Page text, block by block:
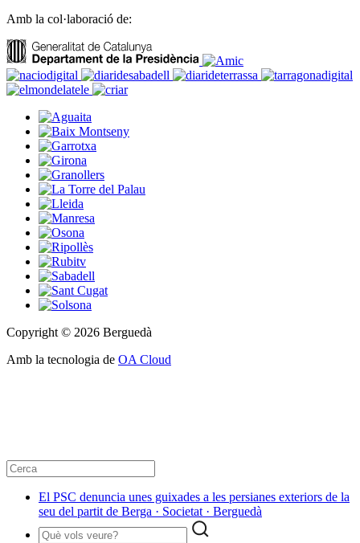
Amb la col·laboració de:
Copyright © 2026 Berguedà
Amb la tecnologia de OA Cloud
El PSC denuncia unes guixades a les persianes exteriors de la
seu del partit de Berga · Societat · Berguedà